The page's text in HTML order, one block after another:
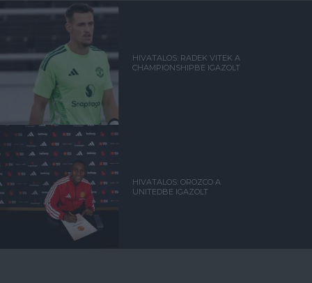
HIVATALOS: RADEK VITEK A
CHAMPIONSHIPBE IGAZOLT
HIVATALOS: OROZCO A
UNITEDBE IGAZOLT